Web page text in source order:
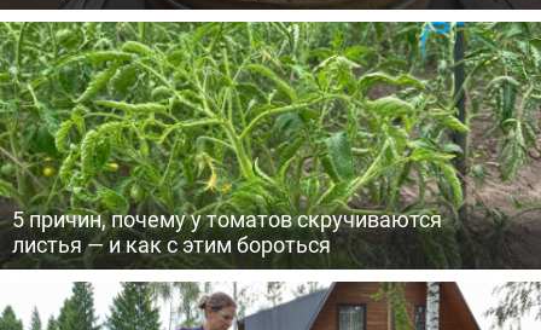
5 причин, почему у томатов скручиваются
листья — и как с этим бороться